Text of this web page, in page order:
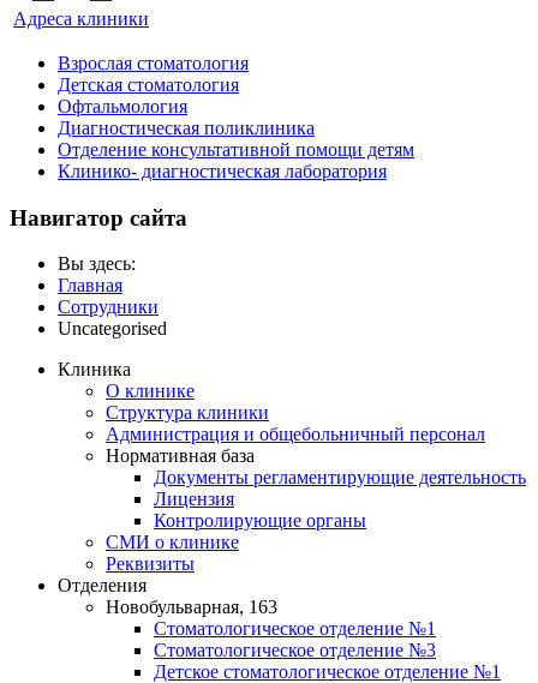
Адреса клиники
Взрослая стоматология
Детская стоматология
Офтальмология
Диагностическая поликлиника
Отделение консультативной помощи детям
Клинико- диагностическая лаборатория
Навигатор сайта
Вы здесь:
Главная
Сотрудники
Uncategorised
Клиника
О клинике
Структура клиники
Администрация и общебольничный персонал
Нормативная база
Документы регламентирующие деятельность
Лицензия
Контролирующие органы
СМИ о клинике
Реквизиты
Отделения
Новобульварная, 163
Стоматологическое отделение №1
Стоматологическое отделение №3
Детское стоматологическое отделение №1